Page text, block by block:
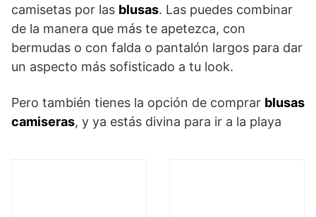
camisetas por las blusas. Las puedes combinar
de la manera que más te apetezca, con
bermudas o con falda o pantalón largos para dar
un aspecto más sofisticado a tu look.
Pero también tienes la opción de comprar blusas
camiseras, y ya estás divina para ir a la playa